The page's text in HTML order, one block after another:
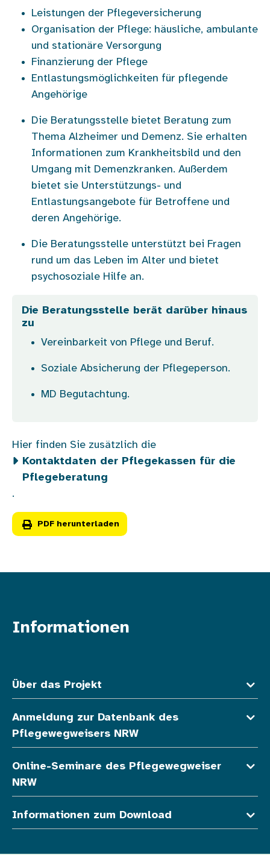
Leistungen der Pflegeversicherung
Organisation der Pflege: häusliche, ambulante
und stationäre Versorgung
Finanzierung der Pflege
Entlastungsmöglichkeiten für pflegende
Angehörige
Die Beratungsstelle bietet Beratung zum
Thema Alzheimer und Demenz. Sie erhalten
Informationen zum Krankheitsbild und den
Umgang mit Demenzkranken. Außerdem
bietet sie Unterstützungs- und
Entlastungsangebote für Betroffene und
deren Angehörige.
Die Beratungsstelle unterstützt bei Fragen
rund um das Leben im Alter und bietet
psychosoziale Hilfe an.
Die Beratungsstelle berät darüber hinaus
zu
Vereinbarkeit von Pflege und Beruf.
Soziale Absicherung der Pflegeperson.
MD Begutachtung.
Hier finden Sie zusätzlich die
Kontaktdaten der Pflegekassen für die
Pflegeberatung
.
PDF herunterladen
Informationen
Über das Projekt
Anmeldung zur Datenbank des
Pflegewegweisers NRW
Online-Seminare des Pflegewegweiser
NRW
Informationen zum Download